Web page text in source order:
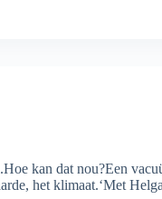
kan dat nou?Een
het klimaat.‘Met